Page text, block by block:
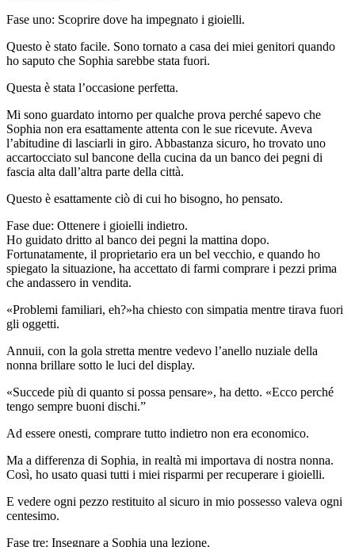
Fase uno: Scoprire dove ha impegnato i gioielli.
Questo è stato facile. Sono tornato a casa dei miei genitori quando
ho saputo che Sophia sarebbe stata fuori.
Questa è stata l’occasione perfetta.
Mi sono guardato intorno per qualche prova perché sapevo che
Sophia non era esattamente attenta con le sue ricevute. Aveva
l’abitudine di lasciarli in giro. Abbastanza sicuro, ho trovato uno
accartocciato sul bancone della cucina da un banco dei pegni di
fascia alta dall’altra parte della città.
Questo è esattamente ciò di cui ho bisogno, ho pensato.
Fase due: Ottenere i gioielli indietro.
Ho guidato dritto al banco dei pegni la mattina dopo.
Fortunatamente, il proprietario era un bel vecchio, e quando ho
spiegato la situazione, ha accettato di farmi comprare i pezzi prima
che andassero in vendita.
«Problemi familiari, eh?»ha chiesto con simpatia mentre tirava fuori
gli oggetti.
Annuii, con la gola stretta mentre vedevo l’anello nuziale della
nonna brillare sotto le luci del display.
«Succede più di quanto si possa pensare», ha detto. «Ecco perché
tengo sempre buoni dischi.”
Ad essere onesti, comprare tutto indietro non era economico.
Ma a differenza di Sophia, in realtà mi importava di nostra nonna.
Così, ho usato quasi tutti i miei risparmi per recuperare i gioielli.
E vedere ogni pezzo restituito al sicuro in mio possesso valeva ogni
centesimo.
Fase tre: Insegnare a Sophia una lezione.